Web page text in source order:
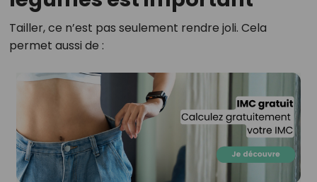
Tailler, ce n’est pas seulement rendre joli. Cela
permet aussi de :